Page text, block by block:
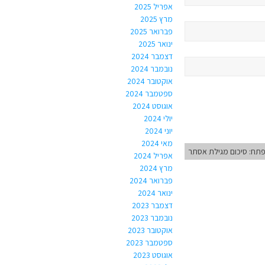
סיכום מגילת אסתר
אפריל 2025
מרץ 2025
פברואר 2025
ינואר 2025
דצמבר 2024
נובמבר 2024
אוקטובר 2024
ספטמבר 2024
אוגוסט 2024
יולי 2024
יוני 2024
מאי 2024
אפריל 2024
מרץ 2024
פברואר 2024
ינואר 2024
דצמבר 2023
נובמבר 2023
אוקטובר 2023
ספטמבר 2023
אוגוסט 2023